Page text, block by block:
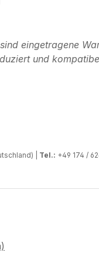
eingetragene
und
| Tel.: +49 174 /